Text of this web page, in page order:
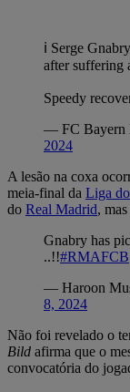
ℹ️ Serge
after suffering
Speedy
— FC Bayern
2024
A lesão na coxa
meia-final da Liga
do Real Madrid,
Gnabry has
..!!#RMAFCB
— Haroon
8, 2024
Não foi revelado o
Bild afirma que o
convocatória do